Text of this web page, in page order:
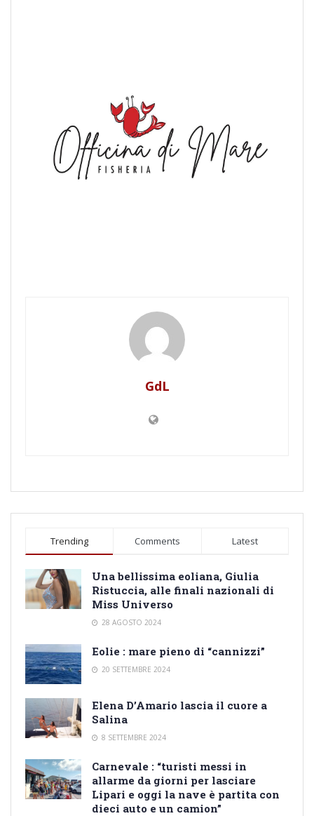
GdL
Trending Comments Latest
Una bellissima eoliana, Giulia
Ristuccia, alle finali nazionali di
Miss Universo
28 AGOSTO 2024
Eolie : mare pieno di “cannizzi”
20 SETTEMBRE 2024
Elena D’Amario lascia il cuore a
Salina
8 SETTEMBRE 2024
Carnevale : “turisti messi in
allarme da giorni per lasciare
Lipari e oggi la nave è partita con
dieci auto e un camion”